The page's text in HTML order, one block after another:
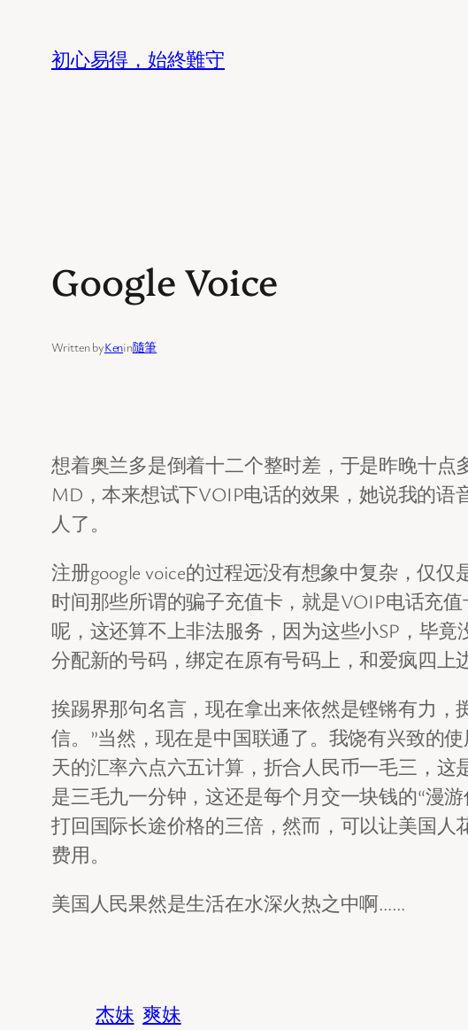
初心易得，始終難守
Google Voice
Written byKenin隨筆
想着奥兰多是倒着十二个整时差，于是昨晚十点
MD，本来想试下VOIP电话的效果，她说我的
人了。
注册google voice的过程远没有想象中复杂，仅
时间那些所谓的骗子充值卡，就是VOIP电话充
呢，这还算不上非法服务，因为这些小SP，毕
分配新的号码，绑定在原有号码上，和爱疯四上
挨踢界那句名言，现在拿出来依然是铿锵有力
信。”当然，现在是中国联通了。我饶有兴致的
天的汇率六点六五计算，折合人民币一毛三，
是三毛九一分钟，这还是每个月交一块钱的“漫
打回国际长途价格的三倍，然而，可以让美国人
费用。
美国人民果然是生活在水深火热之中啊……
杰妹 爽妹